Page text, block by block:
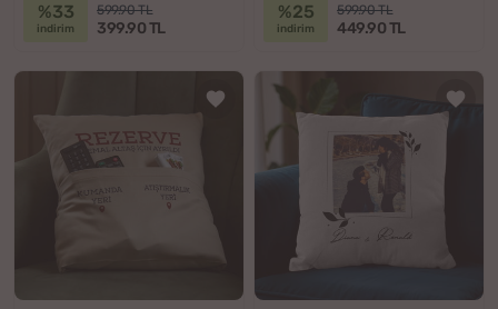
%33
indirim
599.90 TL
399.90 TL
%25
indirim
599.90 TL
449.90 TL